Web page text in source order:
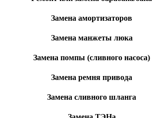
Замена амортизаторов
Замена манжеты люка
Замена помпы (сливного насоса)
Замена ремня привода
Замена сливного шланга